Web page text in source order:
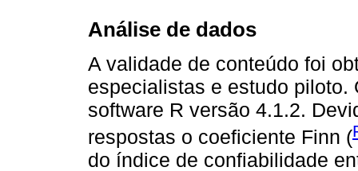
Análise de dados
A validade de conteúdo foi
especialistas e estudo piloto.
software R versão 4.1.2.
respostas o coeficiente Finn (
do índice de confiabilidade